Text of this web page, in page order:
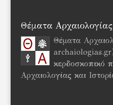
Θέματα Αρχαιολογίας
Θέματα
κερδοσκοπικό
Αρχαιολογίας και